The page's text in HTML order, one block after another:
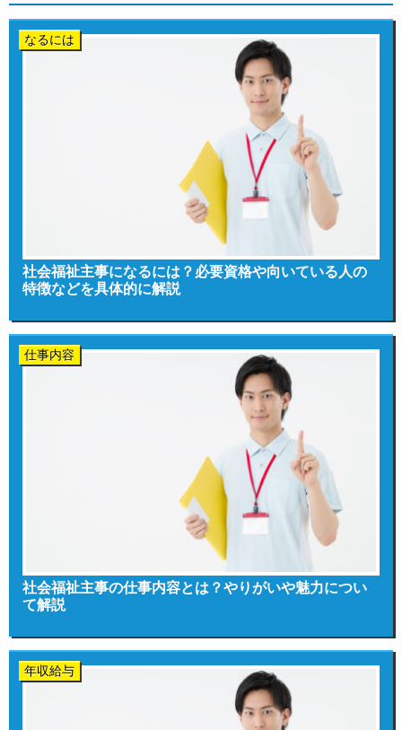
なるには
社会福祉主事になるには？必要資格や向いている人の
特徴などを具体的に解説
仕事内容
社会福祉主事の仕事内容とは？やりがいや魅力につい
て解説
年収給与